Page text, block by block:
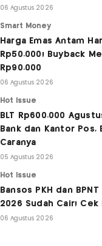
06 Agustus 2026
Smart Money
Harga Emas Antam
Rp50.000! Buyback
Rp90.000
06 Agustus 2026
Hot Issue
BLT Rp600.000
Bank dan Kantor Pos,
Caranya
05 Agustus 2026
Hot Issue
Bansos PKH dan
2026 Sudah Cair! Cek
06 Agustus 2026